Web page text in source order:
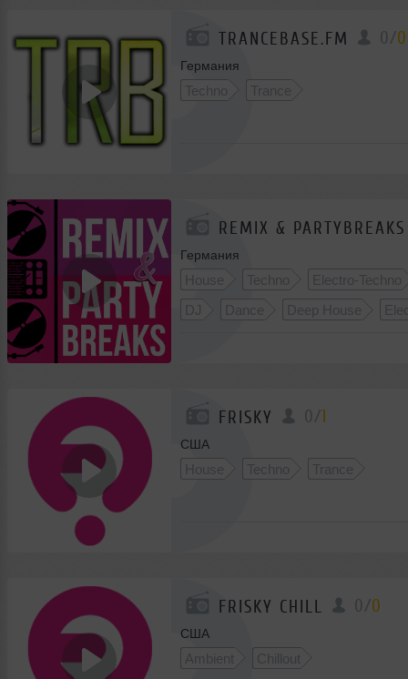
TRANCEBASE.FM 0/0
Германия
Techno Trance
REMIX & PARTYBREAKS
Германия
House Techno
Electro-Techno
DJ
Dance Deep House
FRISKY 0/1
США
House Techno Trance
FRISKY CHILL 0/0
США
Ambient Chillout